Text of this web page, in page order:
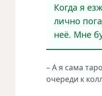
Когда я
лично
неё. Мне
– А я сама
очереди к